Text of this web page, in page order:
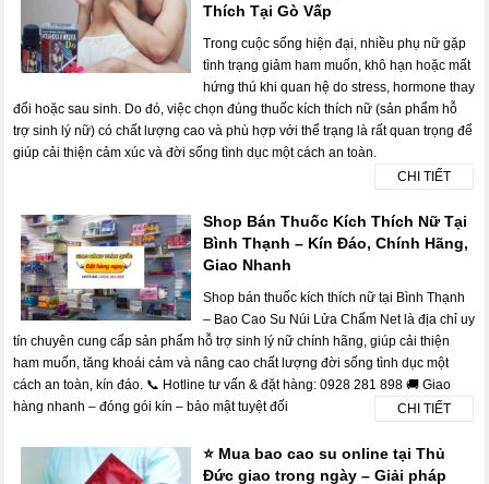
Thích Tại Gò Vấp
Trong cuộc sống hiện đại, nhiều phụ nữ gặp
tình trạng giảm ham muốn, khô hạn hoặc mất
hứng thú khi quan hệ do stress, hormone thay
đổi hoặc sau sinh. Do đó, việc chọn đúng thuốc kích thích nữ (sản phẩm hỗ
trợ sinh lý nữ) có chất lượng cao và phù hợp với thể trạng là rất quan trọng để
giúp cải thiện cảm xúc và đời sống tình dục một cách an toàn.
CHI TIẾT
Shop Bán Thuốc Kích Thích Nữ Tại
Bình Thạnh – Kín Đáo, Chính Hãng,
Giao Nhanh
Shop bán thuốc kích thích nữ tại Bình Thạnh
– Bao Cao Su Núi Lửa Chấm Net là địa chỉ uy
tín chuyên cung cấp sản phẩm hỗ trợ sinh lý nữ chính hãng, giúp cải thiện
ham muốn, tăng khoái cảm và nâng cao chất lượng đời sống tình dục một
cách an toàn, kín đáo. 📞 Hotline tư vấn & đặt hàng: 0928 281 898 🚚 Giao
hàng nhanh – đóng gói kín – bảo mật tuyệt đối
CHI TIẾT
⭐ Mua bao cao su online tại Thủ
Đức giao trong ngày – Giải pháp